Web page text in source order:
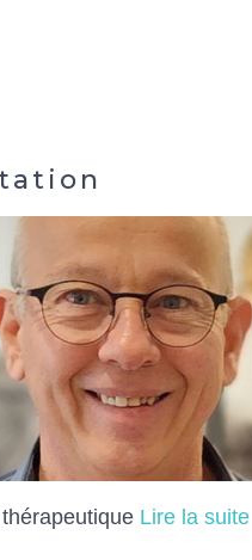
Lire la suite